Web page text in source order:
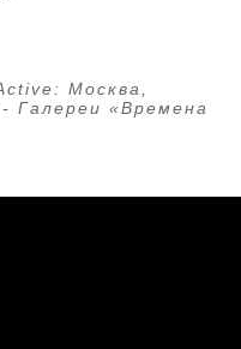
Москва,
Галереи «Времена